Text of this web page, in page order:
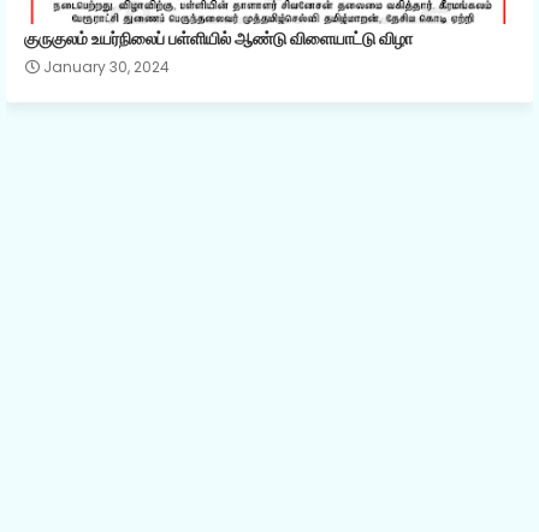
குருகுலம் உயர்நிலைப் பள்ளியில் ஆண்டு விளையாட்டு விழா
January 30, 2024